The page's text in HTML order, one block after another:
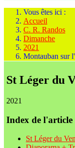
Vous êtes ici :
Accueil
C. R. Randos
Dimanche
2021
Montauban sur
St Léger du
2021
Index de l'article
St Léger du